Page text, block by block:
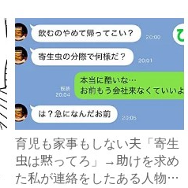
育児も家事もしない夫「寄生
虫は黙ってろ」→助けを求め
た私が連絡をしたある人物と